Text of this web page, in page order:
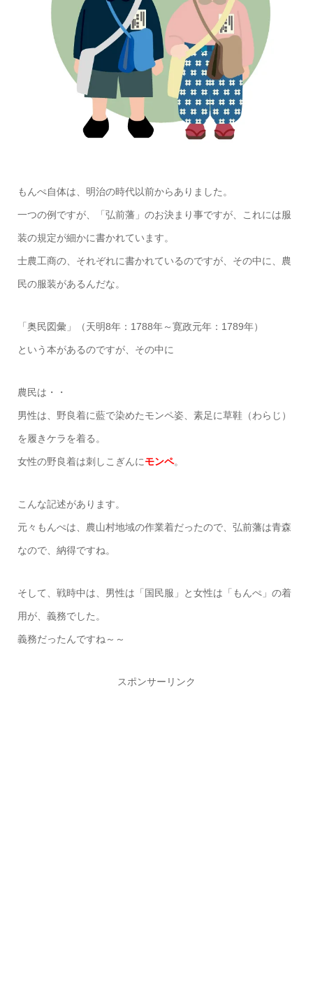
もんぺ自体は、明治の時代以前からありました。
一つの例ですが、「弘前藩」のお決まり事ですが、これには服
装の規定が細かに書かれています。
士農工商の、それぞれに書かれているのですが、その中に、農
民の服装があるんだな。
「奥民図彙」（天明8年：1788年～寛政元年：1789年）
という本があるのですが、その中に
農民は・・
男性は、野良着に藍で染めたモンペ姿、素足に草鞋（わらじ）
を履きケラを着る。
女性の野良着は刺しこぎんにモンペ。
こんな記述があります。
元々もんぺは、農山村地域の作業着だったので、弘前藩は青森
なので、納得ですね。
そして、戦時中は、男性は「国民服」と女性は「もんぺ」の着
用が、義務でした。
義務だったんですね～～
スポンサーリンク